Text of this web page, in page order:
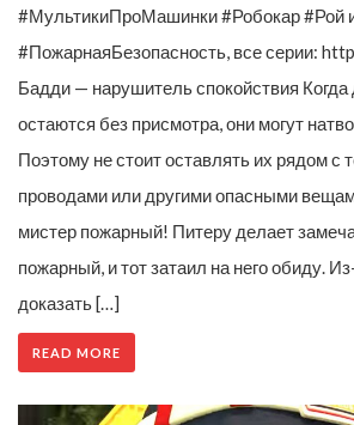
#МультикиПроМашинки #Робокар #Рой
#ПожарнаяБезопасность, все серии:
Бадди — нарушитель спокойствия
остаются без присмотра, они могут
Поэтому не стоит оставлять их рядом с
проводами или другими опасными
мистер пожарный! Питеру делает
пожарный, и тот затаил на него обиду.
доказать […]
READ MORE